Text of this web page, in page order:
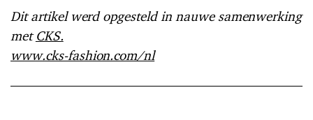
Dit artikel werd opgesteld in nauwe samenwerking
metCKS.
www.cks-fashion.com/nl